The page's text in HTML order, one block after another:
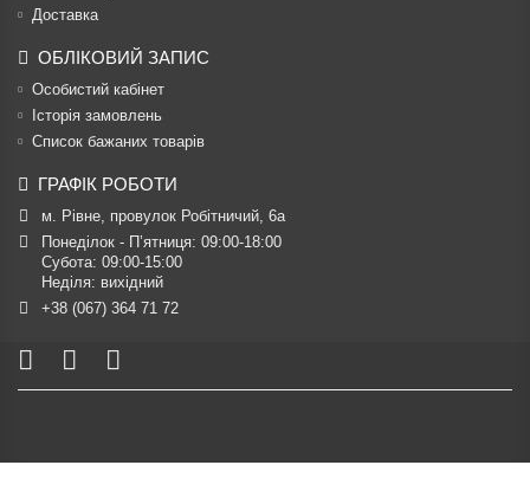
Доставка
ОБЛІКОВИЙ ЗАПИС
Особистий кабінет
Історія замовлень
Список бажаних товарів
ГРАФІК РОБОТИ
м. Рівне, провулок Робітничий, 6а
Понеділок - П’ятниця: 09:00-18:00
Субота: 09:00-15:00
Неділя: вихідний
+38 (067) 364 71 72